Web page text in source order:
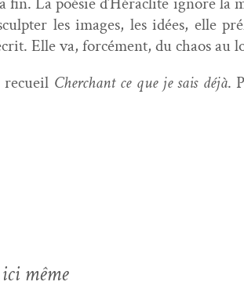
les images, les idées, elle
Elle va, for­cé­ment, du chaos au
recueil Cher­chant ce que je sais déjà.
même